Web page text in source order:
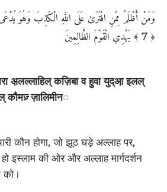
وَمَنْ أَظْلَمُ مِمَّنِ افْتَرَىٰ عَلَى اللَّهِ الْكَذِبَ وَهُوَ
يَهْدِي الْقَوْمَ الظَّالِمِينَ ﴾ 7 ﴿
अ़लल्लाहिल् कज़िबा व हुवा युद्आ़ इलल्
कौमज़् ज़ालिमीन◌
कौन होगा, जो झूठ घड़े अल्लाह पर,
इस्लाम की ओर और अल्लाह मार्गदर्शन
को।